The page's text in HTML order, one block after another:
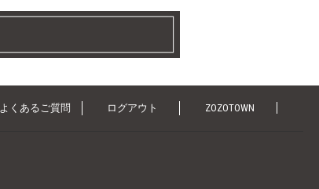
よくあるご質問 ログアウト ZOZOTOWN